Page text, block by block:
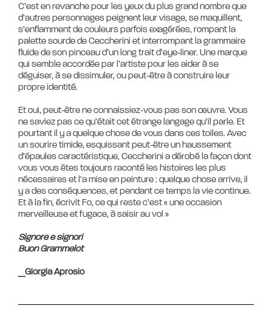
C’est en revanche pour les yeux du plus grand nombre que
d’autres personnages peignent leur visage, se maquillent,
s’enflamment de couleurs parfois exagérées, rompant la
palette sourde de Ceccherini et interrompant la grammaire
fluide de son pinceau d’un long trait d’eye-liner. Une marque
qui semble accordée par l’artiste pour les aider à se
déguiser, à se dissimuler, ou peut-être à construire leur
propre identité.
Et oui, peut-être ne connaissiez-vous pas son œuvre. Vous
ne saviez pas ce qu’était cet étrange langage qu’il parle. Et
pourtant il y a quelque chose de vous dans ces toiles. Avec
un sourire timide, esquissant peut-être un haussement
d’épaules caractéristique, Ceccherini a dérobé la façon dont
vous vous êtes toujours raconté les histoires les plus
nécessaires et l’a mise en peinture : quelque chose arrive, il
y a des conséquences, et pendant ce temps la vie continue.
Et à la fin, écrivit Fo, ce qui reste c’est « une occasion
merveilleuse et fugace, à saisir au vol »
Signore e signori
Buon Grammelot
_Giorgia Aprosio